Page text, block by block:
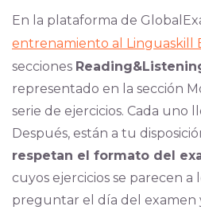
En la plataforma de
entrenamiento al Linguaskill
secciones
representado en la sección
serie de ejercicios. Cada uno
Después, están a tu
respetan el formato del
cuyos ejercicios se parecen
preguntar el día del examen